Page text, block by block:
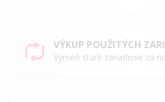
VÝKUP POUŽITÝCH
Vymeň staré zariadenie za